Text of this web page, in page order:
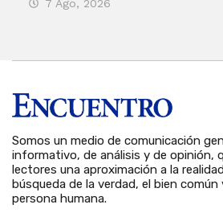
7 Ago, 2026
Somos un medio de comunicación
informativo, de análisis y de opinión,
lectores una aproximación a la
búsqueda de la verdad, el bien común
persona humana.